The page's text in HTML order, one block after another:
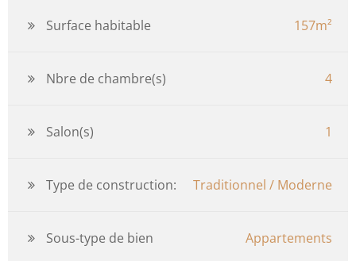
Surface habitable 157m²
Nbre de chambre(s) 4
Salon(s) 1
Type de construction: Traditionnel / Moderne
Sous-type de bien Appartements